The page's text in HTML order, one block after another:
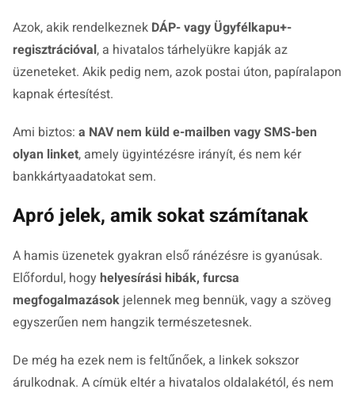
Azok, akik rendelkeznek DÁP- vagy Ügyfélkapu+-
regisztrációval, a hivatalos tárhelyükre kapják az
üzeneteket. Akik pedig nem, azok postai úton, papíralapon
kapnak értesítést.
Ami biztos: a NAV nem küld e-mailben vagy SMS-ben
olyan linket, amely ügyintézésre irányít, és nem kér
bankkártyaadatokat sem.
Apró jelek, amik sokat számítanak
A hamis üzenetek gyakran első ránézésre is gyanúsak.
Előfordul, hogy helyesírási hibák, furcsa
megfogalmazások jelennek meg bennük, vagy a szöveg
egyszerűen nem hangzik természetesnek.
De még ha ezek nem is feltűnőek, a linkek sokszor
árulkodnak. A címük eltér a hivatalos oldalakétól, és nem